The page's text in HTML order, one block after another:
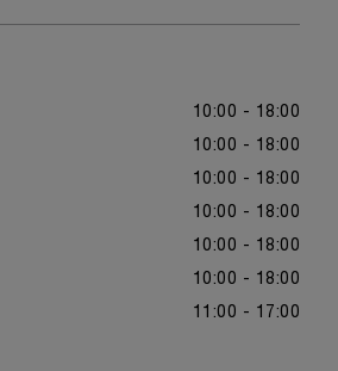
10:00 - 18:00
10:00 - 18:00
10:00 - 18:00
10:00 - 18:00
10:00 - 18:00
10:00 - 18:00
11:00 - 17:00